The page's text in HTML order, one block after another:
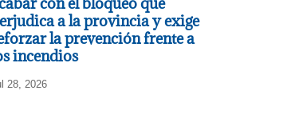
a la provincia y exige
la prevención frente a
incendios
28, 2026